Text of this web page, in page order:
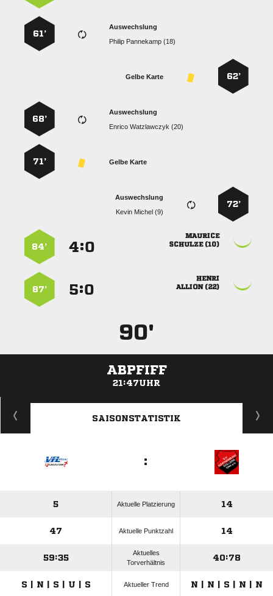
Auswechslung
  
61’
62’
Gelbe Karte
Auswechslung
  
68’
Gelbe Karte
71’
72’
Auswechslung
  

 
:
84’

 
:
87’
90'
ABPFIFF
21:47UHR
ANZEIGE
SAISONSTATISTIK
:
5 Aktuelle Platzierung 14
47 Aktuelle Punktzahl 14
59:35
Aktuelles
Torverhältnis
40:78
S | N | S | U | S Aktueller Trend N | N | S | N | N